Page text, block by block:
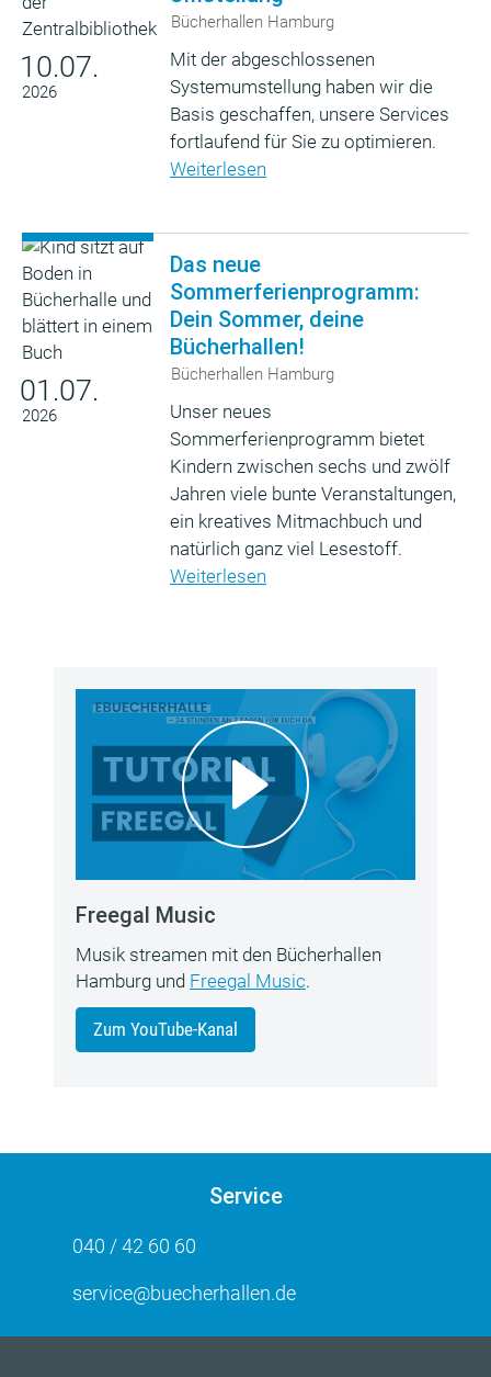
10.07.
2026
Bücherhallen Hamburg
Mit der abgeschlossenen
Systemumstellung haben wir die
Basis geschaffen, unsere Services
fortlaufend für Sie zu optimieren.
Weiterlesen
01.07.
2026
Das neue
Sommerferienprogramm:
Dein Sommer, deine
Bücherhallen!
Bücherhallen Hamburg
Unser neues
Sommerferienprogramm bietet
Kindern zwischen sechs und zwölf
Jahren viele bunte Veranstaltungen,
ein kreatives Mitmachbuch und
natürlich ganz viel Lesestoff.
Weiterlesen
Freegal Music
Musik streamen mit den Bücherhallen
Hamburg und Freegal Music.
Zum YouTube-Kanal
Service
040 / 42 60 60
service@buecherhallen.de